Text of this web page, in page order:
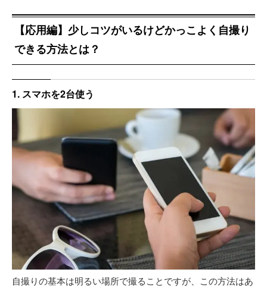
【応用編】少しコツがいるけどかっこよく自撮り
できる方法とは？
1. スマホを2台使う
自撮りの基本は明るい場所で撮ることですが、この方法はあ